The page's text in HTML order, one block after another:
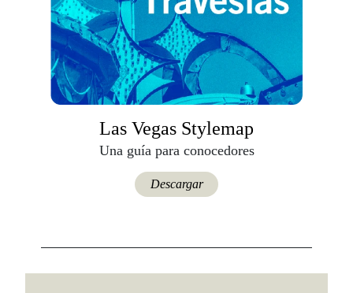
Las Vegas Stylemap
Una guía para conocedores
Descargar